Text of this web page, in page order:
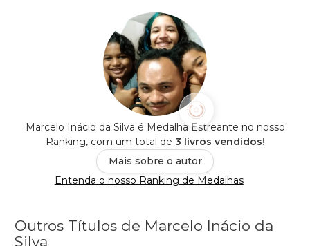
Marcelo Inácio da Silva é Medalha Estreante no nosso
Ranking, com um total de 3 livros vendidos!
Mais sobre o autor
Entenda o nosso Ranking de Medalhas
Outros Títulos de Marcelo Inácio da
Silva